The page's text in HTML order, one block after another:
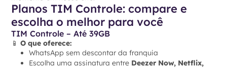
Planos TIM Controle: compare e
escolha o melhor para você
TIM Controle – Até 39GB
📱O que oferece:
WhatsApp sem descontar da franquia
Escolha uma assinatura entre Deezer Now, Netflix,